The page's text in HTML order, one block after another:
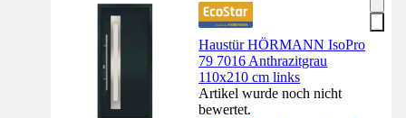
Haustür HÖRMANN IsoPro
79 7016 Anthrazitgrau
110x210 cm links
Artikel wurde noch nicht
bewertet.